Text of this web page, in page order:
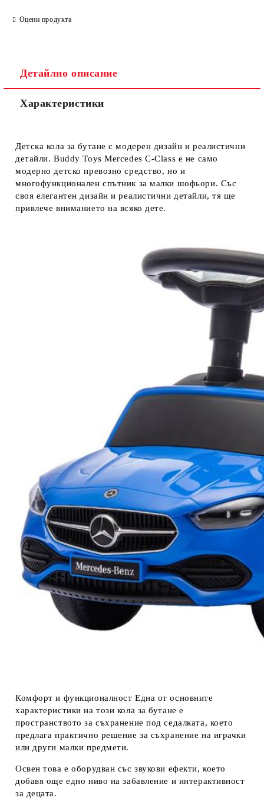
Оцени продукта
Детайлно описание
Характеристики
Детска кола за бутане с модерен дизайн и реалистични
детайли. Buddy Toys Mercedes C-Class е не само
модерно детско превозно средство, но и
многофункционален спътник за малки шофьори. Със
своя елегантен дизайн и реалистични детайли, тя ще
привлече вниманието на всяко дете.
Комфорт и функционалност Една от основните
характеристики на този кола за бутане е
пространството за съхранение под седалката, което
предлага практично решение за съхранение на играчки
или други малки предмети.
Освен това е оборудван със звукови ефекти, което
добавя още едно ниво на забавление и интерактивност
за децата.